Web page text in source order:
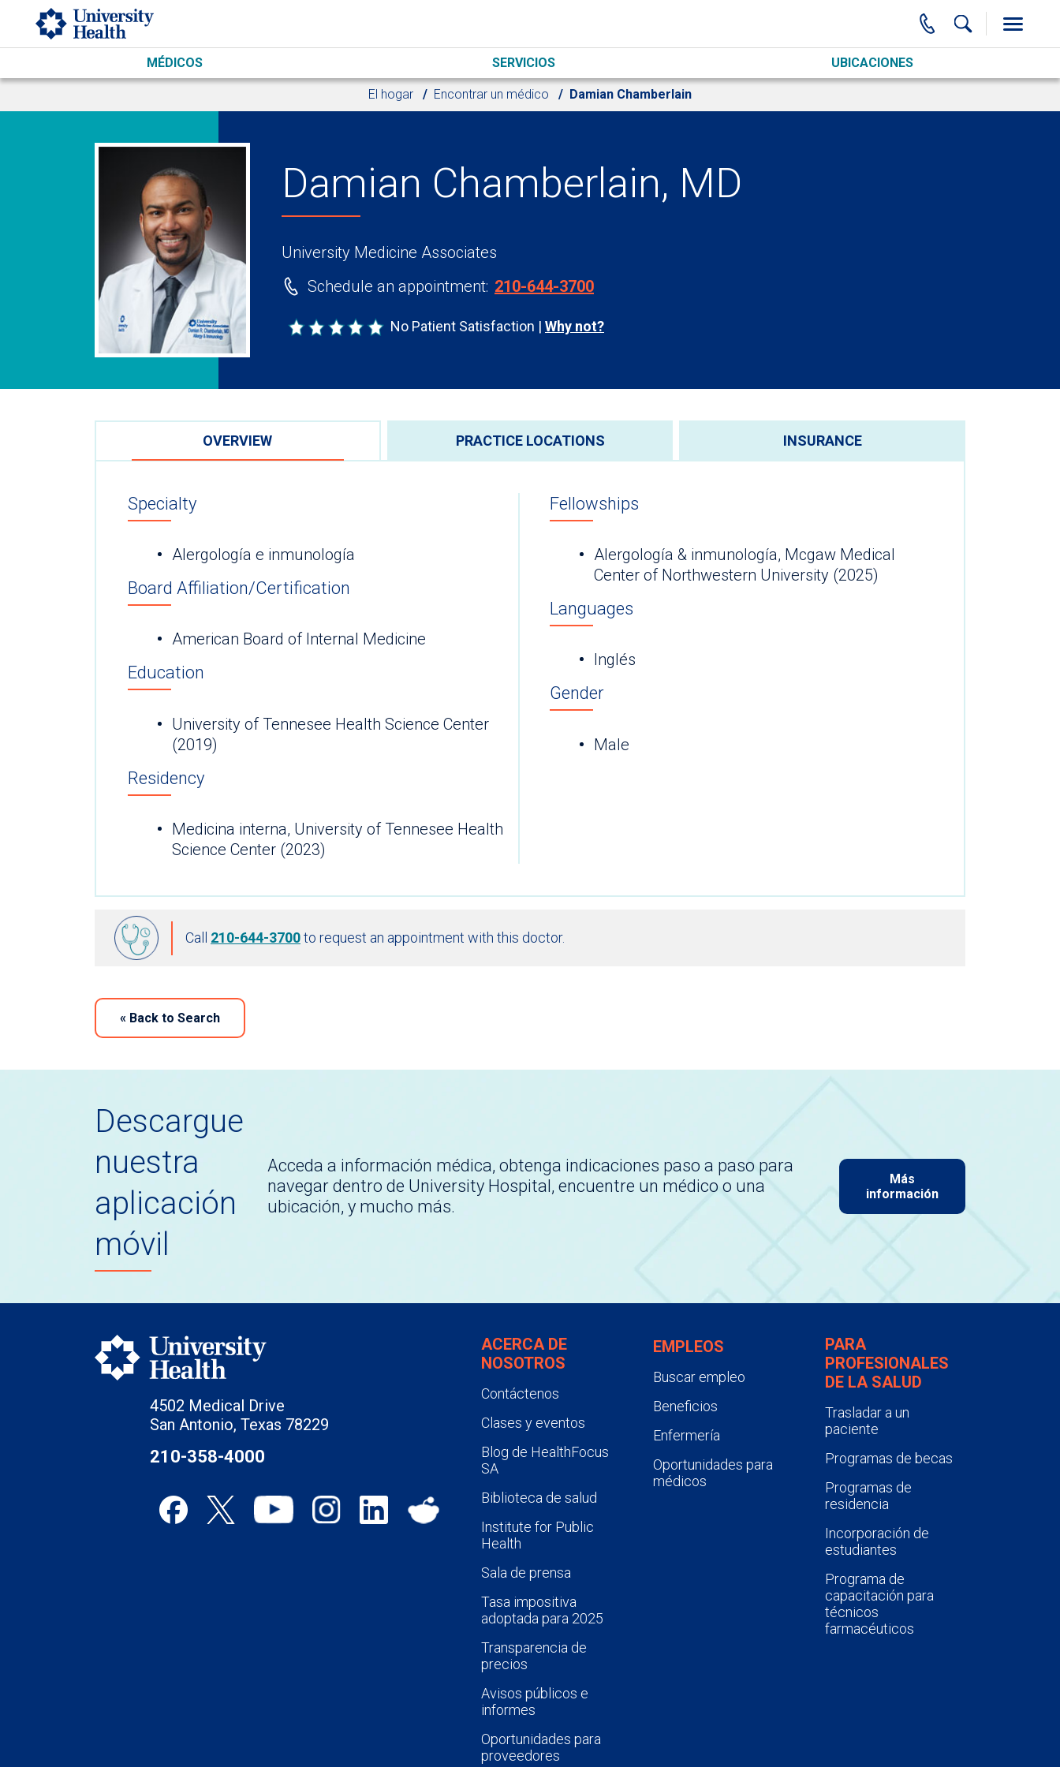
Skip to main content
MÉDICOS SERVICIOS UBICACIONES
El hogar Encontrar un médico Damian Chamberlain
Damian Chamberlain, MD
University Medicine Associates
Schedule an appointment: 210-644-3700
No Patient Satisfaction Why not?
OVERVIEW PRACTICE LOCATIONS INSURANCE
Specialty
Alergología e inmunología
Board Affiliation/Certification
American Board of Internal Medicine
Education
University of Tennesee Health Science Center
(2019)
Residency
Medicina interna, University of Tennesee Health
Science Center (2023)
Fellowships
Alergología & inmunología, Mcgaw Medical
Center of Northwestern University (2025)
Languages
Inglés
Gender
Male
Call 210-644-3700to request an appointment with this doctor.
« Back to Search
Descargue
nuestra
aplicación
móvil
Acceda a información médica, obtenga indicaciones paso a paso para
navegar dentro de University Hospital, encuentre un médico o una
ubicación, y mucho más.
Más
información
4502 Medical Drive
San Antonio, Texas 78229
210-358-4000
ACERCA DE
NOSOTROS
Contáctenos
Clases y eventos
Blog de HealthFocus
SA
Biblioteca de salud
Institute for Public
Health
Sala de prensa
Tasa impositiva
adoptada para 2025
Transparencia de
precios
Avisos públicos e
informes
Oportunidades para
proveedores
EMPLEOS
Buscar empleo
Beneficios
Enfermería
Oportunidades para
médicos
PARA
PROFESIONALES
DE LA SALUD
Trasladar a un
paciente
Programas de becas
Programas de
residencia
Incorporación de
estudiantes
Programa de
capacitación para
técnicos
farmacéuticos